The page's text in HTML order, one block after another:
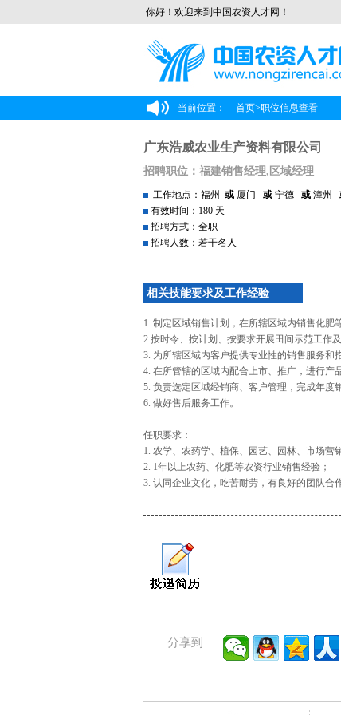
你好！欢迎来到中国农资人才网！
当前位置： 首页>职位信息查看
广东浩威农业生产资料有限公司
招聘职位：福建销售经理,区域经理
工作地点：福州 或厦门 或宁德 或漳州
有效时间：180 天
招聘方式：全职
招聘人数：若干名人
相关技能要求及工作经验
1. 制定区域销售计划，在所辖区域内销售化肥
2.按时令、按计划、按要求开展田间示范工作
3. 为所辖区域内客户提供专业性的销售服务和
4. 在所管辖的区域内配合上市、推广，进行产
5. 负责选定区域经销商、客户管理，完成年度
6. 做好售后服务工作。
任职要求：
1. 农学、农药学、植保、园艺、园林、市场营
2. 1年以上农药、化肥等农资行业销售经验；
3. 认同企业文化，吃苦耐劳，有良好的团队合
分享到